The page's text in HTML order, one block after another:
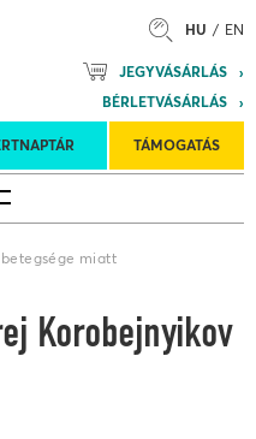
HU EN
JEGYVÁSÁRLÁS
BÉRLETVÁSÁRLÁS
TÁMOGATÁS
Kulturális
Program
Felkéréses
koncertek
miatt
Korobejnyikov